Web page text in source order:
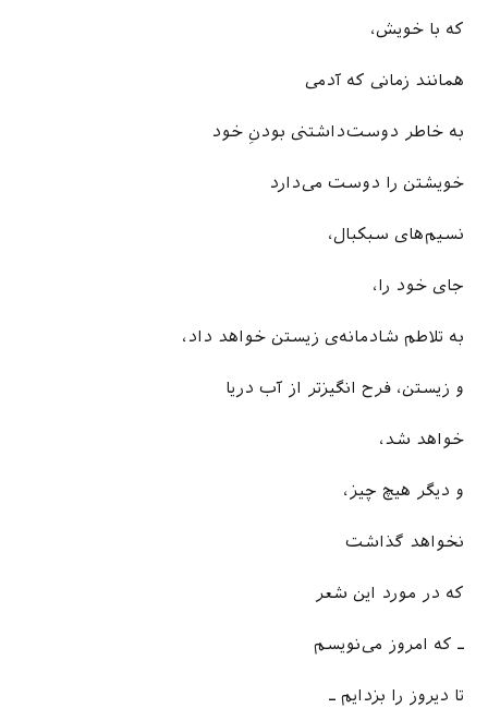
که با خویش،
همانند زمانی که آدمی
به خاطر دوست‌داشتنی بودنِ خود
خویشتن را دوست می‌دارد
نسیم­‌های سبکبال،
جای خود را،
به تلاطم شادمانه‌ی زیستن خواهد داد،
و زیستن، فرح انگیزتر از آب دریا
خواهد شد،
و دیگر هیچ چیز،
نخواهد گذاشت
که در مورد این شعر
ـ که امروز می‌نویسم
تا دیروز را بزدایم ـ